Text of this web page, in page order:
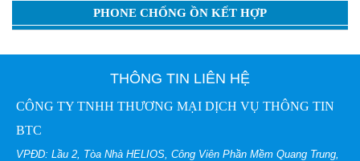
PHONE CHỐNG ỒN KẾT HỢP
THÔNG TIN LIÊN HỆ
CÔNG TY TNHH THƯƠNG MẠI DỊCH VỤ THÔNG TIN
BTC
VPĐD: Lầu 2, Tòa Nhà HELIOS, Công Viên Phần Mềm Quang Trung,